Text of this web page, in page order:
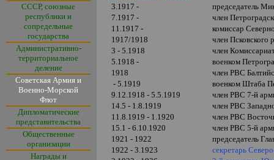
СССР, союзные
республики и
сопредельные
государства
Административно-
территориальное
деление
Советская Армия и
Военно-Морской
Флот
Дипломатические
представительства
Общественные
организации
Награды и
3.1917 -
председатель
7.1917 -
член
11.1917 -
комиссар
1917/1918
член Псковского
3 - 5.1918
член
5.1918 -
военком
1918
член РВС
- 5.1919
военком Штаба
9.12.1918 - 5.5.1919
член РВС 7-й
14.5 - 1.8.1919
член РВС
11.8.1919 - 1.1920
член РВС
15.1 - 6.10.1920
член РВС 5-й
1921 - 1922
председатель
1922 - 3.1923
секретарь